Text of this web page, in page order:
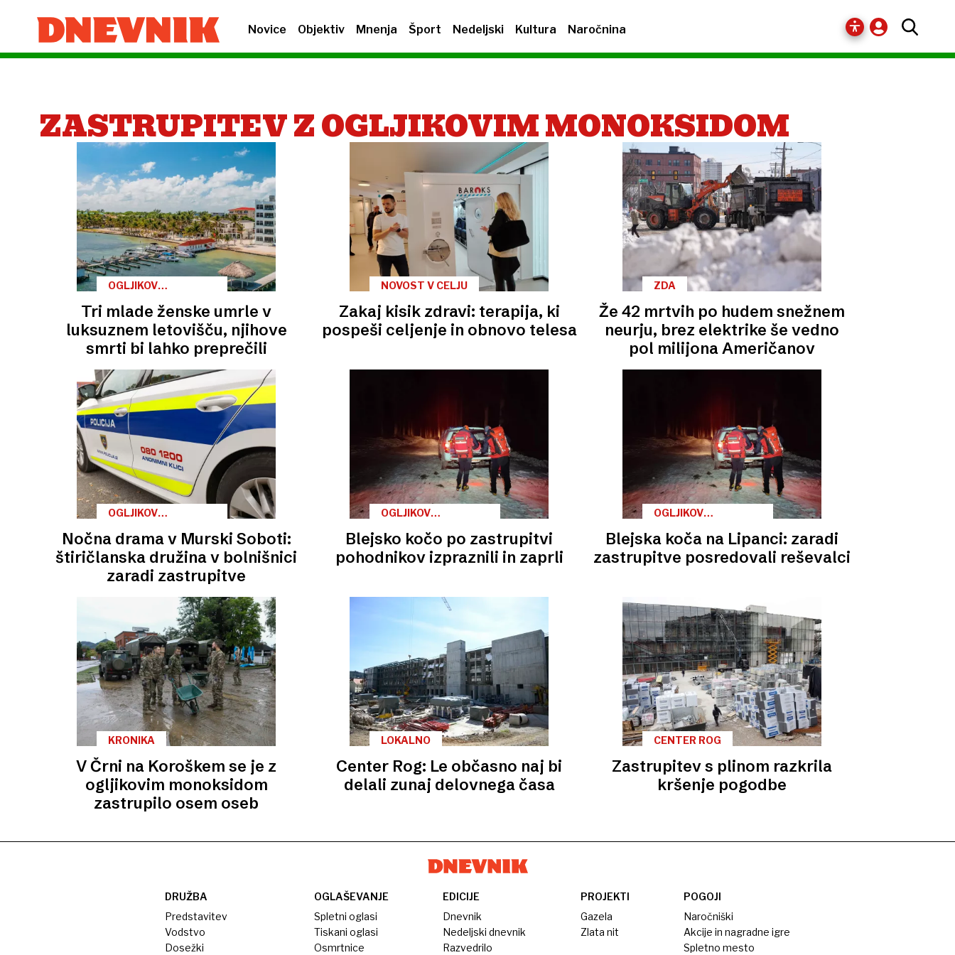
Novice Objektiv Mnenja Šport Nedeljski Kultura Naročnina
ZASTRUPITEV Z OGLJIKOVIM MONOKSIDOM
OGLJIKOV
Tri mlade ženske umrle v
luksuznem letovišču, njihove
smrti bi lahko preprečili
NOVOST V CELJU
Zakaj kisik zdravi: terapija, ki
pospeši celjenje in obnovo telesa
ZDA
Že 42 mrtvih po hudem snežnem
neurju, brez elektrike še vedno
pol milijona Američanov
OGLJIKOV
Nočna drama v Murski Soboti:
štiričlanska družina v bolnišnici
zaradi zastrupitve
OGLJIKOV
Blejsko kočo po zastrupitvi
pohodnikov izpraznili in zaprli
OGLJIKOV
Blejska koča na Lipanci: zaradi
zastrupitve posredovali reševalci
KRONIKA
V Črni na Koroškem se je z
ogljikovim monoksidom
zastrupilo osem oseb
LOKALNO
Center Rog: Le občasno naj bi
delali zunaj delovnega časa
CENTER ROG
Zastrupitev s plinom razkrila
kršenje pogodbe
DRUŽBA
Predstavitev
Vodstvo
Dosežki
OGLAŠEVANJE
Spletni oglasi
Tiskani oglasi
Osmrtnice
EDICIJE
Dnevnik
Nedeljski dnevnik
Razvedrilo
PROJEKTI
Gazela
Zlata nit
POGOJI
Naročniški
Akcije in nagradne igre
Spletno mesto